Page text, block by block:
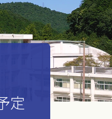
定